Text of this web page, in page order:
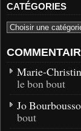
CATÉGORIES
Marie-
le bon bout
Jo
bout